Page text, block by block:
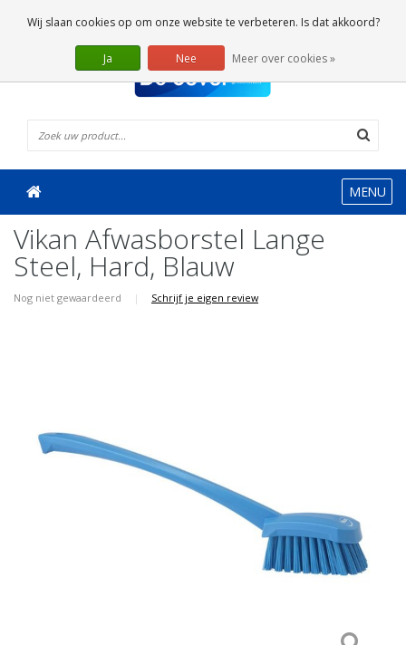
0 Artikelen
MENU
Vikan Afwasborstel Lange
Steel, Hard, Blauw
Nog niet gewaardeerd | Schrijf je eigen review
Wij slaan cookies op om onze website te verbeteren. Is dat akkoord?
Ja Nee Meer over cookies »